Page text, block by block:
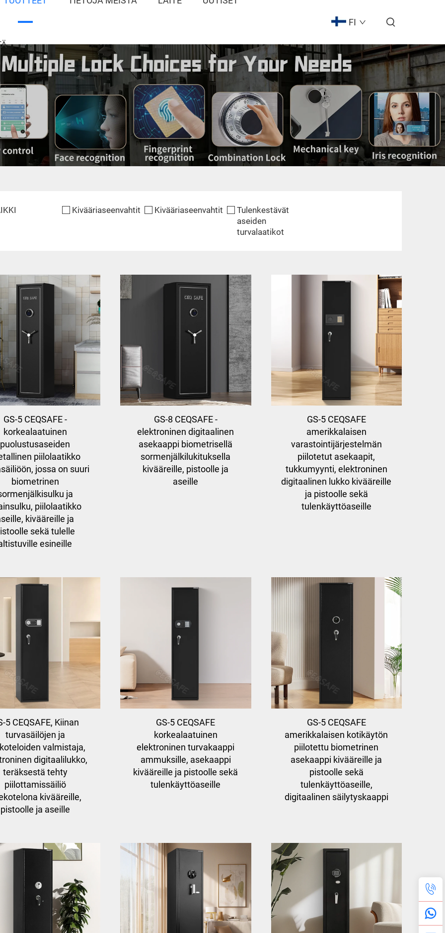
FI
Kivääriaseenvahtit Kivääriaseenvahtit
Tulenkestävät
aseiden
turvalaatikot
GS-5 CEQSAFE -
korkealaatuinen
puolustusaseiden
piilolaatikko
jossa on suuri
biometrinen
ja
piilolaatikko
kivääreille ja
sekä tulelle
esineille
GS-8 CEQSAFE -
elektroninen digitaalinen
asekaappi biometrisellä
sormenjälkilukituksella
kivääreille, pistoolle ja
aseille
GS-5 CEQSAFE
amerikkalaisen
varastointijärjestelmän
piilotetut asekaapit,
tukkumyynti, elektroninen
digitaalinen lukko kivääreille
ja pistoolle sekä
tulenkäyttöaseille
5 CEQSAFE, Kiinan
turvasäilöjen ja
valmistaja,
digitaalilukko,
teräksestä tehty
piilottamissäiliö
kivääreille,
pistoolle ja aseille
GS-5 CEQSAFE
korkealaatuinen
elektroninen turvakaappi
ammuksille, asekaappi
kivääreille ja pistoolle sekä
tulenkäyttöaseille
GS-5 CEQSAFE
amerikkalaisen kotikäytön
piilotettu biometrinen
asekaappi kivääreille ja
pistoolle sekä
tulenkäyttöaseille,
digitaalinen säilytyskaappi